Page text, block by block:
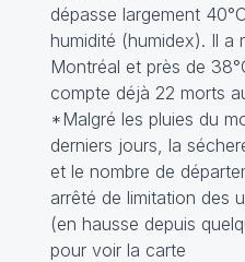
dépasse largement
humidité (humidex). Il a
Montréal et près de
compte déjà 22 morts
*Malgré les pluies du
derniers jours, la
et le nombre de
arrêté de limitation des
(en hausse depuis
pour voir la carte